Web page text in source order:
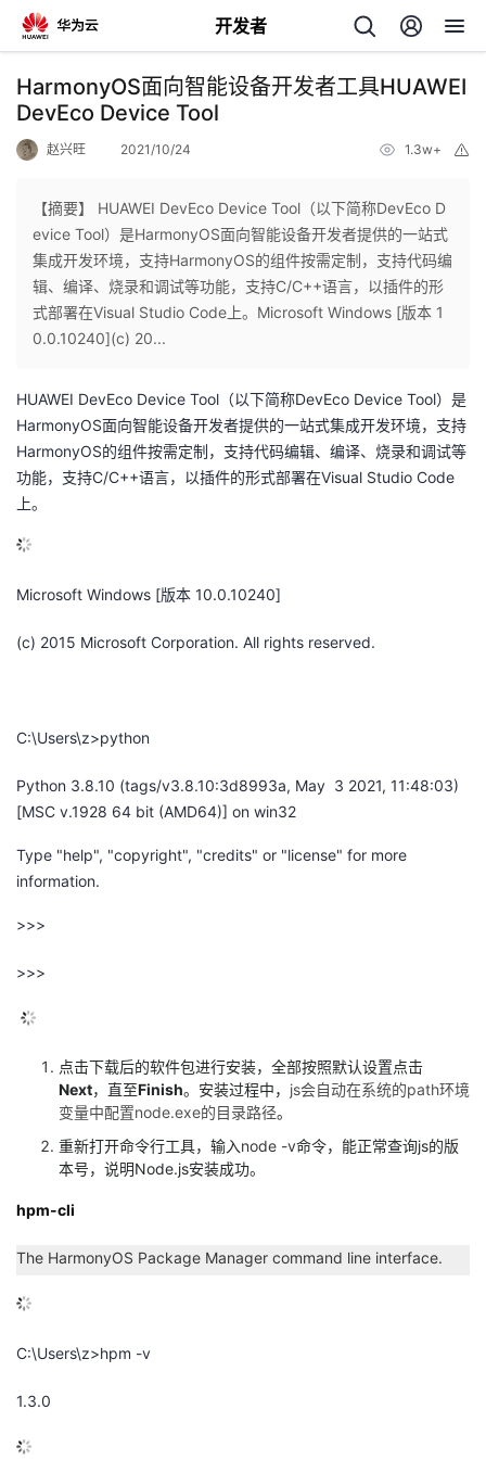
开发者
返
回
个
人
页
我
开
发
客
论
坛
的
圈
我
的
播
我
活
的
的
开
我
的
程
我
认
的
我
我
的
我
的
技
支
我
的
声
HarmonyOS面向智能设备开发者工具HUAWEI
DevEco Device Tool
赵兴旺 2021/10/24 1.3w+
【摘要】 HUAWEI DevEco Device Tool（以下简称DevEco D
evice Tool）是HarmonyOS面向智能设备开发者提供的一站式
集成开发环境，支持HarmonyOS的组件按需定制，支持代码编
辑、编译、烧录和调试等功能，支持C/C++语言，以插件的形
式部署在Visual Studio Code上。Microsoft Windows [版本 1
0.0.10240](c) 20...
HUAWEI DevEco Device Tool （以下简称DevEco Device Tool）是
HarmonyOS面向智能设备开发者提供的一站式集成开发环境，支持
HarmonyOS的组件按需定制，支持代码编辑、编译、烧录和调试等
功能，支持C/C++语言，以插件的形式部署在Visual Studio Code
上。
Microsoft Windows [版本 10.0.10240]
(c) 2015 Microsoft Corporation. All rights reserved.
C:\Users\z>python
Python 3.8.10 (tags/v3.8.10:3d8993a, May 3 2021, 11:48:03)
[MSC v.1928 64 bit (AMD64)] on win32
Type "help", "copyright", "credits" or "license" for more
information.
>>>
>>>
点击下载后的软件包进行安装，全部按照默认设置点击
Next，直至Finish。安装过程中， js会自动在系统的path环境
变量中配置node.exe的目录路径。
重新打开命令行工具，输入node -v命令，能正常查询js的版
本号，说明Node.js安装成功。
hpm-cli
The HarmonyOS Package Manager command line interface.
C:\Users\z>hpm -v
1.3.0